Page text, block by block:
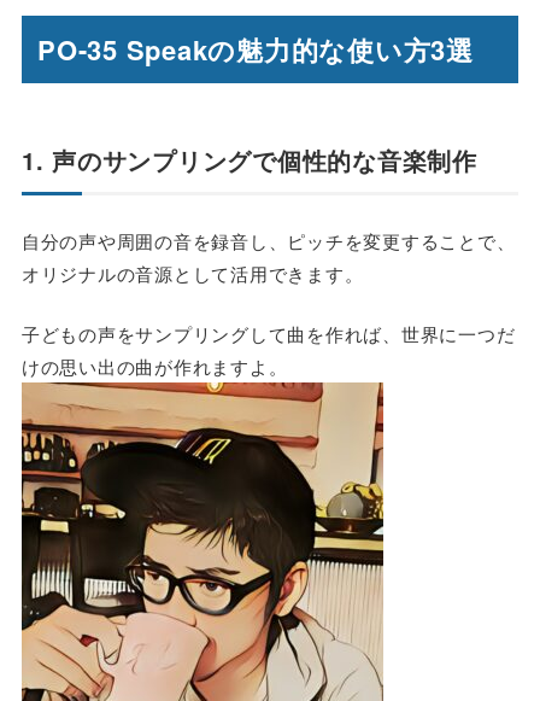
PO-35 Speakの魅力的な使い方3選
1. 声のサンプリングで個性的な音楽制作
自分の声や周囲の音を録音し、ピッチを変更することで、
オリジナルの音源として活用できます。
子どもの声をサンプリングして曲を作れば、世界に一つだ
けの思い出の曲が作れますよ。